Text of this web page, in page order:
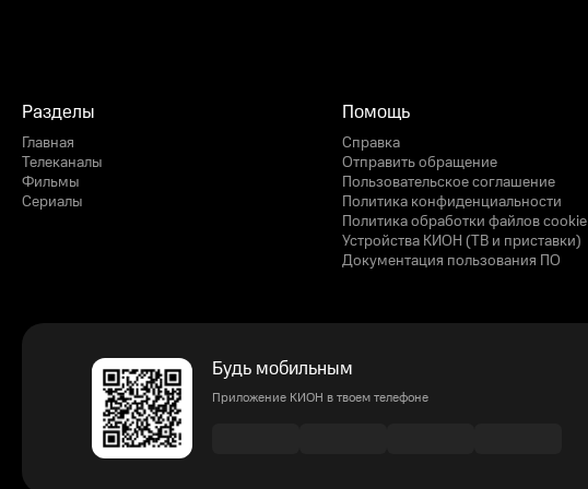
Разделы
Главная
Телеканалы
Фильмы
Сериалы
Помощь
Справка
Отправить обращение
Пользовательское соглашение
Политика конфиденциальности
Политика обработки файлов cookie
Устройства КИОН (ТВ и приставки)
Документация пользования ПО
Будь мобильным
Приложение КИОН в твоем телефоне